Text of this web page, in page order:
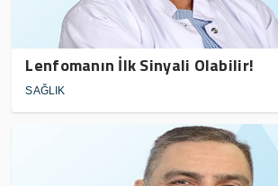
Lenfomanın İlk Sinyali Olabilir!
SAĞLIK